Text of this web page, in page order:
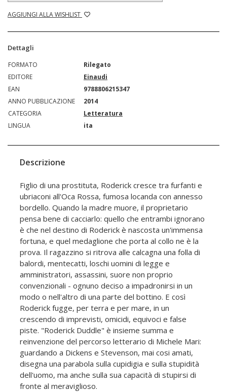
AGGIUNGI ALLA WISHLIST
Dettagli
FORMATO
Rilegato
EDITORE
Einaudi
EAN
9788806215347
ANNO PUBBLICAZIONE
2014
CATEGORIA
Letteratura
LINGUA
ita
Descrizione
Figlio di una prostituta, Roderick cresce tra furfanti e
ubriaconi all'Oca Rossa, fumosa locanda con annesso
bordello. Quando la madre muore, il proprietario
pensa bene di cacciarlo: quello che entrambi ignorano
è che nel destino di Roderick è nascosta un'immensa
fortuna, e quel medaglione che porta al collo ne è la
prova. Il ragazzino si ritrova alle calcagna una folla di
balordi, mentecatti, loschi uomini di legge e
amministratori, assassini, suore non proprio
convenzionali - ognuno deciso a impadronirsi in un
modo o nell'altro di una parte del bottino. E così
Roderick fugge, per terra e per mare, in un
crescendo di imprevisti, omicidi, equivoci e false
piste. "Roderick Duddle" è insieme summa e
reinvenzione del percorso letterario di Michele Mari:
guardando a Dickens e Stevenson, mai cosi amati,
disegna una parabola sulla cupidigia e sulla stupidità
dell'uomo, ma anche sulla sua capacità di stupirsi di
fronte al meraviglioso.